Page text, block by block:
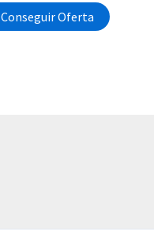
Conseguir Oferta